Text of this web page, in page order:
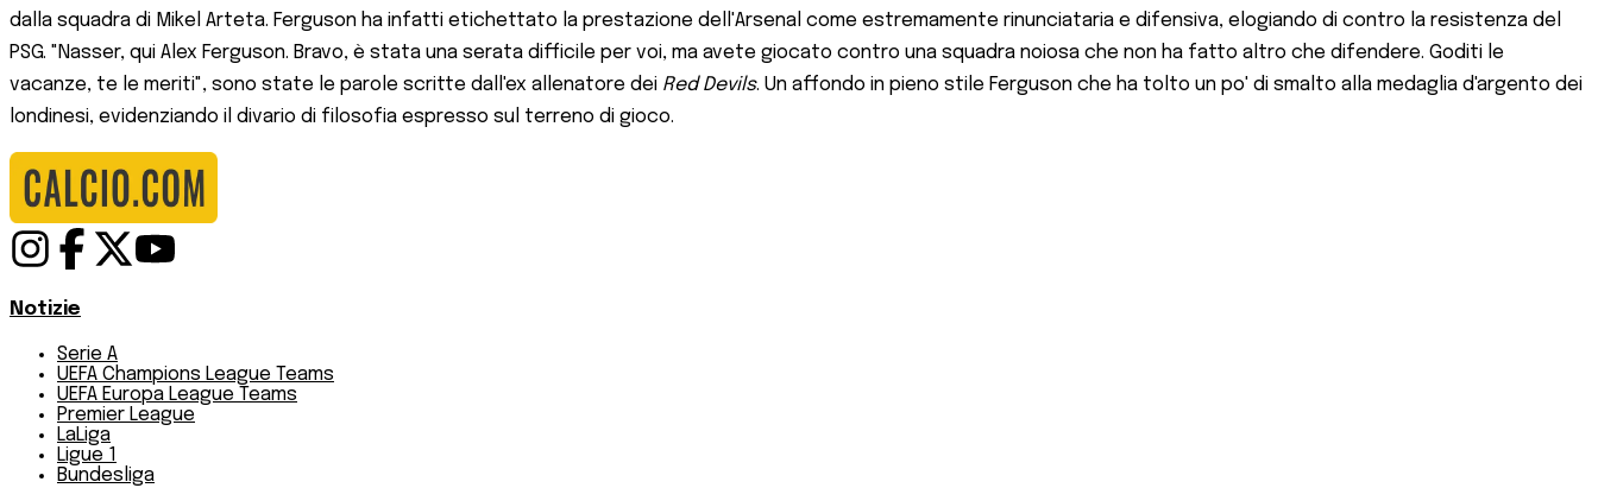
dalla squadra di Mikel Arteta. Ferguson ha infatti etichettato la prestazione dell'Arsenal come estremamente rinunciataria e difensiva, elogiando di contro la resistenza del
PSG. "Nasser, qui Alex Ferguson. Bravo, è stata una serata difficile per voi, ma avete giocato contro una squadra noiosa che non ha fatto altro che difendere. Goditi le
vacanze, te le meriti", sono state le parole scritte dall'ex allenatore dei Red Devils. Un affondo in pieno stile Ferguson che ha tolto un po' di smalto alla medaglia d'argento dei
londinesi, evidenziando il divario di filosofia espresso sul terreno di gioco.
Notizie
Serie A
UEFA Champions League Teams
UEFA Europa League Teams
Premier League
LaLiga
Ligue 1
Bundesliga